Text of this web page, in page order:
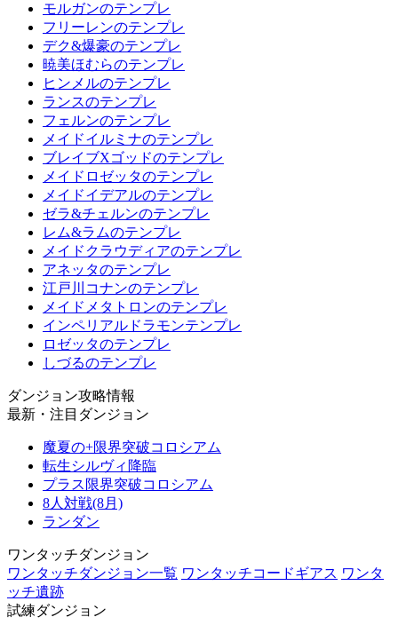
モルガンのテンプレ
フリーレンのテンプレ
デク&爆豪のテンプレ
暁美ほむらのテンプレ
ヒンメルのテンプレ
ランスのテンプレ
フェルンのテンプレ
メイドイルミナのテンプレ
ブレイブXゴッドのテンプレ
メイドロゼッタのテンプレ
メイドイデアルのテンプレ
ゼラ&チェルンのテンプレ
レム&ラムのテンプレ
メイドクラウディアのテンプレ
アネッタのテンプレ
江戸川コナンのテンプレ
メイドメタトロンのテンプレ
インペリアルドラモンテンプレ
ロゼッタのテンプレ
しづるのテンプレ
ダンジョン攻略情報
最新・注目ダンジョン
魔夏の+限界突破コロシアム
転生シルヴィ降臨
プラス限界突破コロシアム
8人対戦(8月)
ランダン
ワンタッチダンジョン
ワンタッチダンジョン一覧 ワンタッチコードギアス ワンタ
ッチ遺跡
試練ダンジョン